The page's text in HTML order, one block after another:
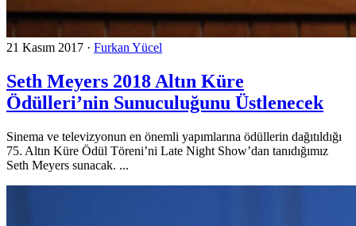
21 Kasım 2017 · Furkan Yücel
Seth Meyers 2018 Altın Küre
Ödülleri’nin Sunuculuğunu Üstlenecek
Sinema ve televizyonun en önemli yapımlarına ödüllerin dağıtıldığı
75. Altın Küre Ödül Töreni’ni Late Night Show’dan tanıdığımız
Seth Meyers sunacak. ...